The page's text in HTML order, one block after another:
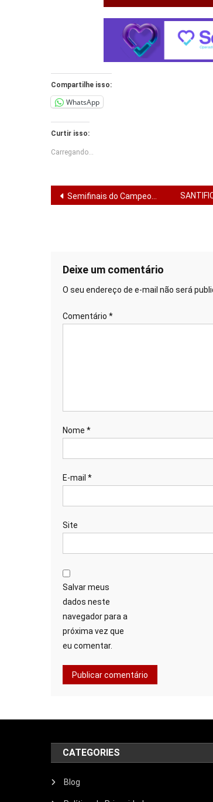
Compartilhe isso:
WhatsApp
Curtir isso:
Carregando...
Navegação
Semifinais do Campeonato Sergipano 2026 prometem emoção
Deixe um comentário
O seu endereço de e-mail não será
Comentário *
Nome *
E-mail *
Site
Salvar meus
dados neste
navegador para a
próxima vez que
eu comentar.
CATEGORIES
Blog